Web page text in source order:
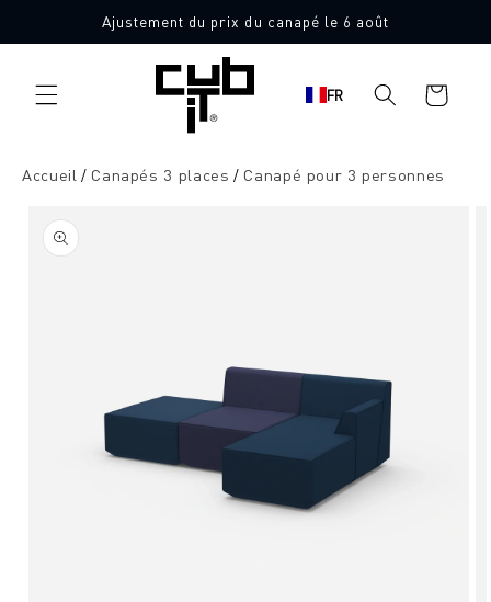
directement
au contenu
Ajustement du prix du canapé le 6 août
FR
Panier
d'achat
Accueil Canapés 3 places Canapé pour 3 personnes
l'information
sur le
produit
Fabriqué en Allemagne 🖤